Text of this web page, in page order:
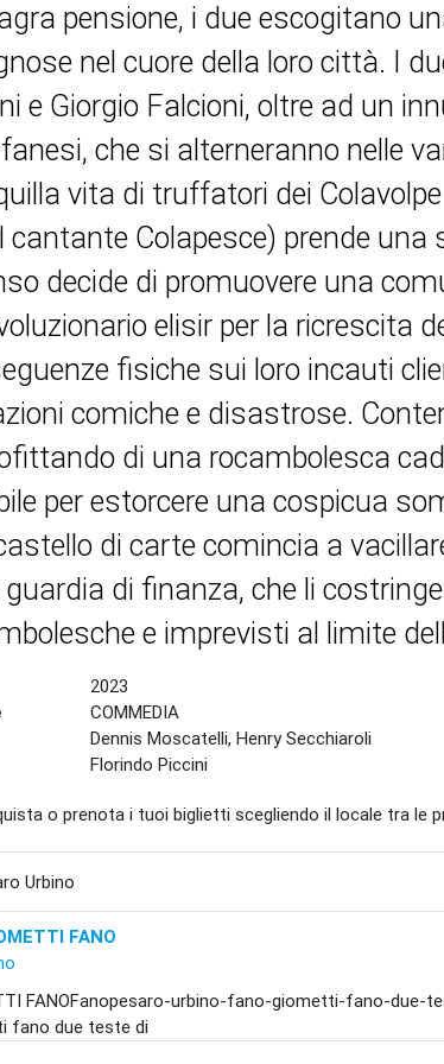
pensione, i due escogitano
nel cuore della loro città. I
e Giorgio Falcioni, oltre ad un
che si alterneranno nelle
vita di truffatori dei
cantante Colapesce) prende
decide di promuovere una
elisir per la ricrescita
fisiche sui loro incauti
comiche e disastrose.
di una rocambolesca
per estorcere una cospicua
di carte comincia a
guardia di finanza, che li
e imprevisti al limite
2023
COMMEDIA
Dennis Moscatelli, Henry Secchiaroli
Florindo Piccini
o prenota i tuoi biglietti scegliendo il locale tra le
Urbino
FANO
FANOFanopesaro-urbino-fano-giometti-fano-due-
fano due teste di